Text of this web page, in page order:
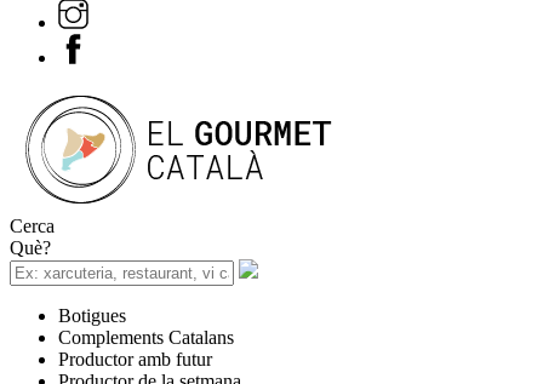
Cerca
Què?
Botigues
Complements Catalans
Productor amb futur